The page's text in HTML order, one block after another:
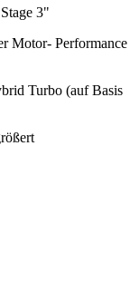
3"
Motor- Performance
Turbo (auf Basis